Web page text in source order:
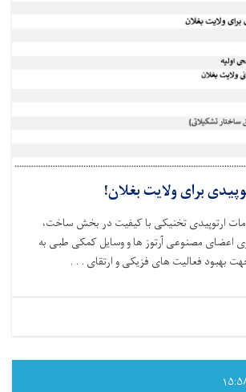
برای ولایت بغلان!
ارتوپیدی تخنیکی با کیفیت در بخش ساخت،
اعضای مصنوعی آرتوز ها و وسایل کمکی طبی به
بهبود فعالیت‌ های فزیکی و ارتقای . . .